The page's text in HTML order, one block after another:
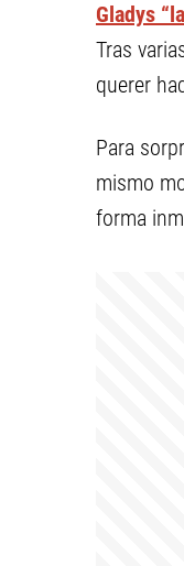
Gladys
Tras
querer
Para
mismo
forma